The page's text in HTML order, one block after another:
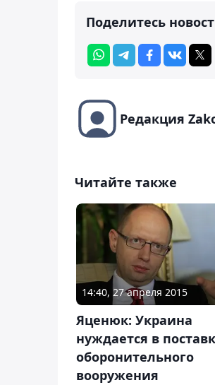
Поделитесь
Редакция
Читайте также
14:40, 27 апреля 2015
Яценюк: Украина
нуждается в
оборонительного
вооружения